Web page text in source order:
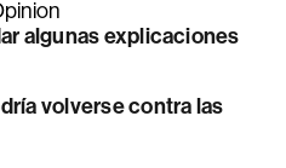
algunas explicaciones
volverse contra las